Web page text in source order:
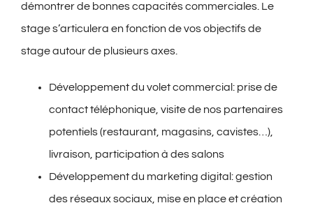
démontrer de bonnes capacités commerciales. Le
stage s’articulera en fonction de vos objectifs de
stage autour de plusieurs axes.
Développement du volet commercial: prise de
contact téléphonique, visite de nos partenaires
potentiels (restaurant, magasins, cavistes…),
livraison, participation à des salons
Développement du marketing digital: gestion
des réseaux sociaux, mise en place et création